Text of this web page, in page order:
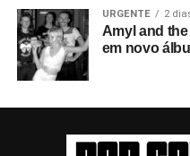
URGENTE 2
Amyl and
em novo